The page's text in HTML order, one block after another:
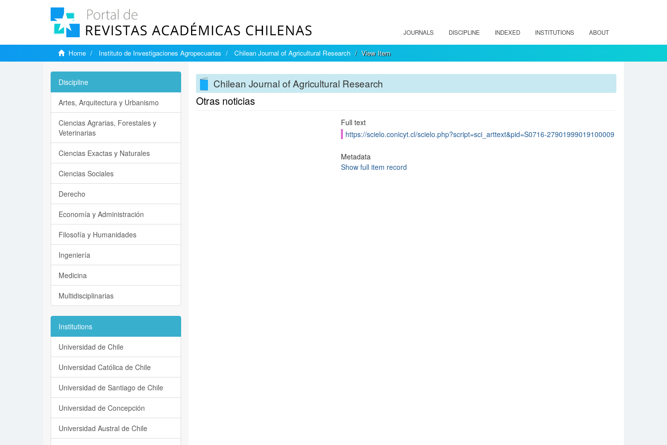
JOURNALS DISCIPLINE INDEXED INSTITUTIONS ABOUT
Home Instituto de Investigaciones Agropecuarias Chilean Journal of Agricultural Research View Item
Chilean Journal of Agricultural Research
Otras noticias
Full text
https://scielo.conicyt.cl/scielo.php?script=sci_arttext&pid=S0716-27901999019100009
Metadata
Show full item record
Discipline
Artes, Arquitectura y Urbanismo
Ciencias Agrarias, Forestales y
Veterinarias
Ciencias Exactas y Naturales
Ciencias Sociales
Derecho
Economía y Administración
Filosofía y Humanidades
Ingeniería
Medicina
Multidisciplinarias
Institutions
Universidad de Chile
Universidad Católica de Chile
Universidad de Santiago de Chile
Universidad de Concepción
Universidad Austral de Chile